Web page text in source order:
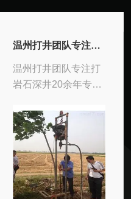
温州打井团队专注打岩石深井20余年
温州打井团队专注打
岩石深井20余年专业
泉钻井、农场井、酒
店井、工地井、人工
挖家用井、养殖井、
别墅井、室外井、机
械打井、建设打井、
降水井、空调降温